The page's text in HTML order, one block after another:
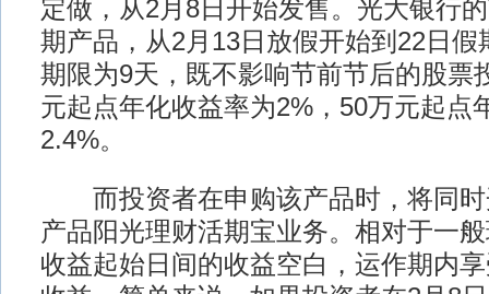
定做，从2月8日开始发售。光大银行
期产品，从2月13日放假开始到22日假
期限为9天，既不影响节前节后的股票
元起点年化收益率为2%，50万元起点
2.4%。
而投资者在申购该产品时，将同时
产品阳光理财活期宝业务。相对于一
收益起始日间的收益空白，运作期内